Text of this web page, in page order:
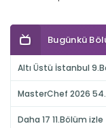
Bugünkü
Altı Üstü İstanbul
MasterChef 2026
Daha 17 11.Bölüm izle